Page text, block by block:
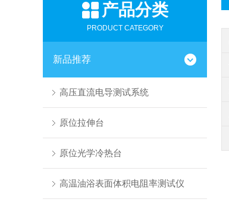
产品分类
PRODUCT CATEGORY
新品推荐
高压直流电导测试系统
原位拉伸台
原位光学冷热台
高温油浴表面体积电阻率测试仪